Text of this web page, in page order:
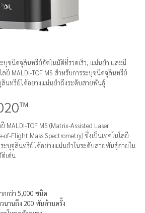
ะบุชนิดจุลินทรีย์อัตโนมัติที่รวดเร็ว, แม่นยำ และมี
ยี MALDI-TOF MS สำหรับการระบุชนิดจุลินทรีย์
ลินทรีย์ได้อย่างแม่นยำถึงระดับสายพันธุ์
MALDI-TOF MS (Matrix-Assisted Laser
Flight Mass Spectrometry) ซึ่งเป็นเทคโนโลยี
ะบุจุลินทรีย์ได้อย่างแม่นยำในระดับสายพันธุ์ภายใน
เด่น
กว่า 5,000 ชนิด
วนานถึง 200 พันล้านครั้ง